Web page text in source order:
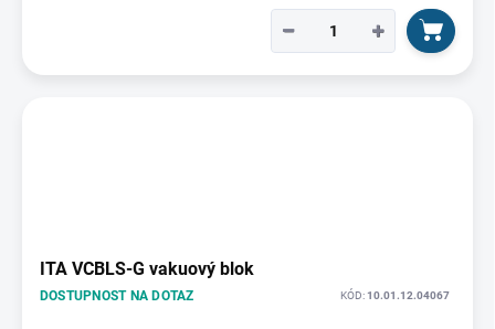
+
−
ITA VCBLS-G vakuový blok
DOSTUPNOST NA DOTAZ KÓD:10.01.12.04067